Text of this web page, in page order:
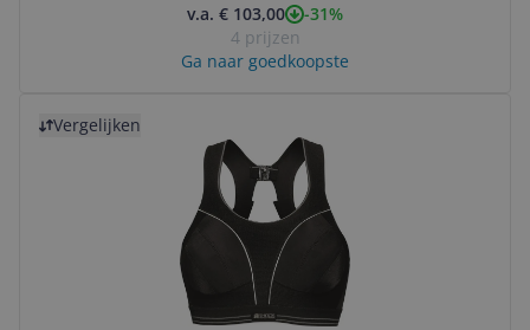
v.a. € 103,00
-31%
4 prijzen
Ga naar goedkoopste
Vergelijken